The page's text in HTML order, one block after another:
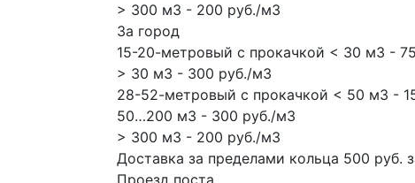
> 300 м3 - 200 руб./м3
За город
15-20-метровый с прокачкой < 30 м3 -
> 30 м3 - 300 руб./м3
28-52-метровый с прокачкой < 50 м3 -
50…200 м3 - 300 руб./м3
> 300 м3 - 200 руб./м3
Доставка за пределами кольца 500 руб.
Проезд поста